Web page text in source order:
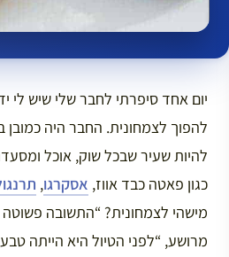
יום אחד סיפרתי לחבר שלי שיש לי
להפוך לצמחונית. החבר היה כמובן
להיות שעיר שבכל שוק, אוכל
כגון פאטה כבד אווז, אסקרגו,
מישהי לצמחונית? “התשובה פשוטה
מרושע, “לפני הטיול היא הייתה